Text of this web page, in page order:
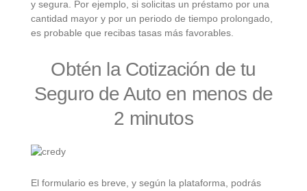
y segura. Por ejemplo, si solicitas un préstamo por una
cantidad mayor y por un periodo de tiempo prolongado,
es probable que recibas tasas más favorables.
Obtén la Cotización de tu
Seguro de Auto en menos de
2 minutos
El formulario es breve, y según la plataforma, podrás